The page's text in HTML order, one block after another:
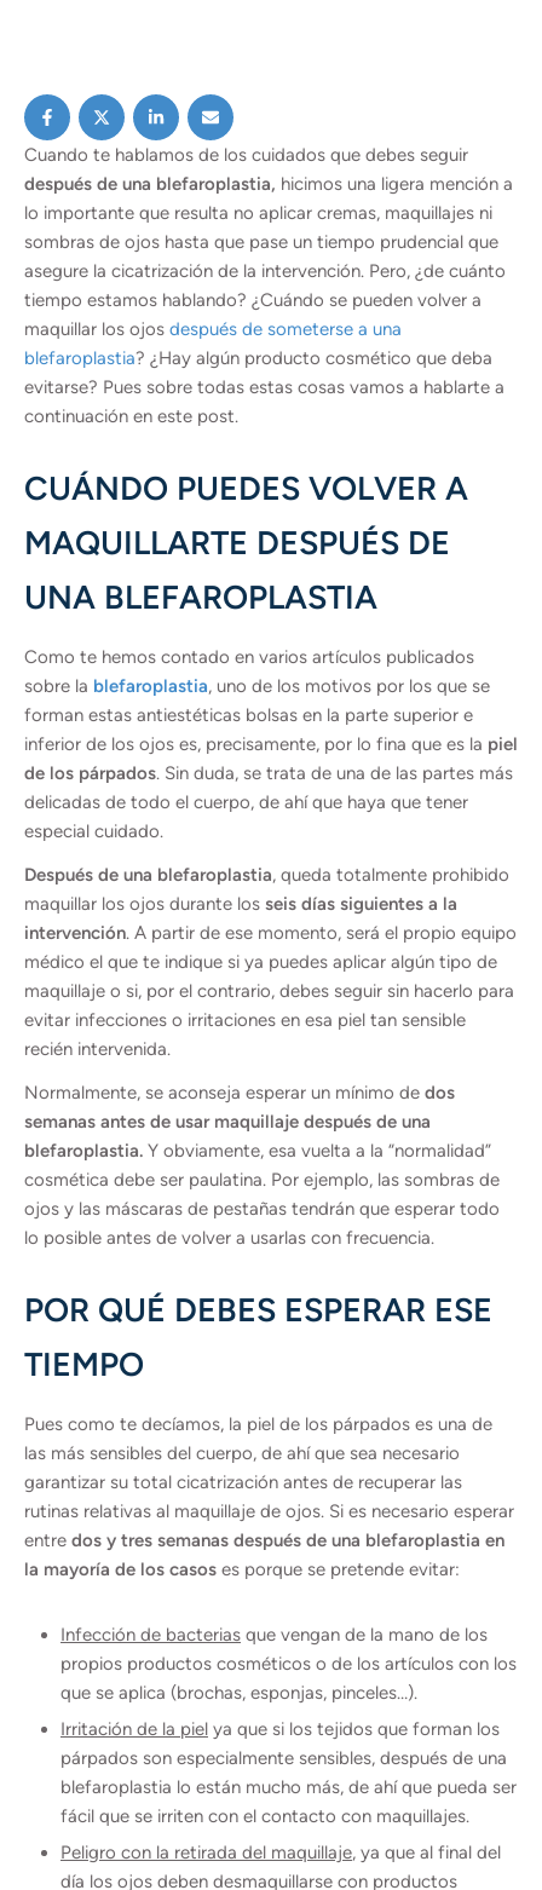
Cuando te hablamos de los cuidados que debes seguir
después de una blefaroplastia, hicimos una ligera mención a
lo importante que resulta no aplicar cremas, maquillajes ni
sombras de ojos hasta que pase un tiempo prudencial que
asegure la cicatrización de la intervención. Pero, ¿de cuánto
tiempo estamos hablando? ¿Cuándo se pueden volver a
maquillar los ojos después de someterse a una
blefaroplastia? ¿Hay algún producto cosmético que deba
evitarse? Pues sobre todas estas cosas vamos a hablarte a
continuación en este post.
CUÁNDO PUEDES VOLVER A
MAQUILLARTE DESPUÉS DE
UNA BLEFAROPLASTIA
Como te hemos contado en varios artículos publicados
sobre la blefaroplastia, uno de los motivos por los que se
forman estas antiestéticas bolsas en la parte superior e
inferior de los ojos es, precisamente, por lo fina que es la piel
de los párpados. Sin duda, se trata de una de las partes más
delicadas de todo el cuerpo, de ahí que haya que tener
especial cuidado.
Después de una blefaroplastia, queda totalmente prohibido
maquillar los ojos durante los seis días siguientes a la
intervención. A partir de ese momento, será el propio equipo
médico el que te indique si ya puedes aplicar algún tipo de
maquillaje o si, por el contrario, debes seguir sin hacerlo para
evitar infecciones o irritaciones en esa piel tan sensible
recién intervenida.
Normalmente, se aconseja esperar un mínimo de dos
semanas antes de usar maquillaje después de una
blefaroplastia. Y obviamente, esa vuelta a la “normalidad”
cosmética debe ser paulatina. Por ejemplo, las sombras de
ojos y las máscaras de pestañas tendrán que esperar todo
lo posible antes de volver a usarlas con frecuencia.
POR QUÉ DEBES ESPERAR ESE
TIEMPO
Pues como te decíamos, la piel de los párpados es una de
las más sensibles del cuerpo, de ahí que sea necesario
garantizar su total cicatrización antes de recuperar las
rutinas relativas al maquillaje de ojos. Si es necesario esperar
entre dos y tres semanas después de una blefaroplastia en
la mayoría de los casos es porque se pretende evitar:
Infección de bacterias que vengan de la mano de los
propios productos cosméticos o de los artículos con los
que se aplica (brochas, esponjas, pinceles…).
Irritación de la piel ya que si los tejidos que forman los
párpados son especialmente sensibles, después de una
blefaroplastia lo están mucho más, de ahí que pueda ser
fácil que se irriten con el contacto con maquillajes.
Peligro con la retirada del maquillaje, ya que al final del
día los ojos deben desmaquillarse con productos